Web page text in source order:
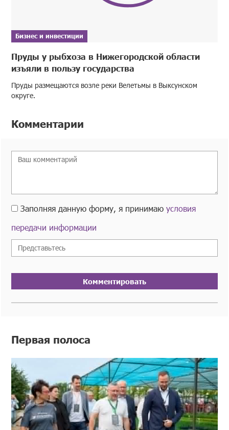
Бизнес и инвестиции
Пруды у рыбхоза в Нижегородской области
изъяли в пользу государства
Пруды размещаются возле реки Велетьмы в Выксунском
округе.
Комментарии
Заполняя данную форму, я принимаюусловия
передачи информации
Комментировать
Первая полоса